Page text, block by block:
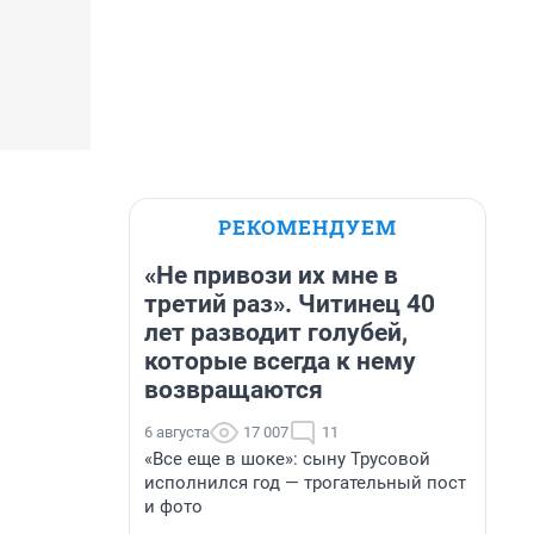
РЕКОМЕНДУЕМ
«Не привози их мне в
третий раз». Читинец 40
лет разводит голубей,
которые всегда к нему
возвращаются
6 августа 17 007 11
«Все еще в шоке»: сыну Трусовой
исполнился год — трогательный пост
и фото